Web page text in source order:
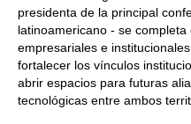
presidenta de la principal
latinoamericano - se
empresariales e
fortalecer los vínculos
abrir espacios para futuras
tecnológicas entre ambos